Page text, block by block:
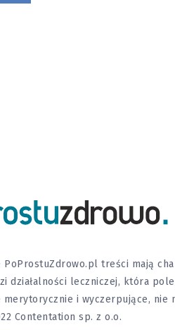
treści mają
leczniczej, która
merytorycznie i wyczerpujące,
Contentation sp. z o.o.